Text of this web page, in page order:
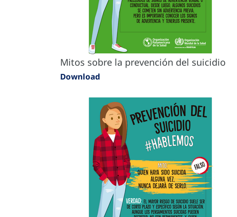
Mitos sobre la prevención del suicidio
Download